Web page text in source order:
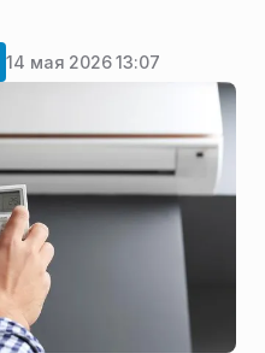
14 мая 2026 13:07